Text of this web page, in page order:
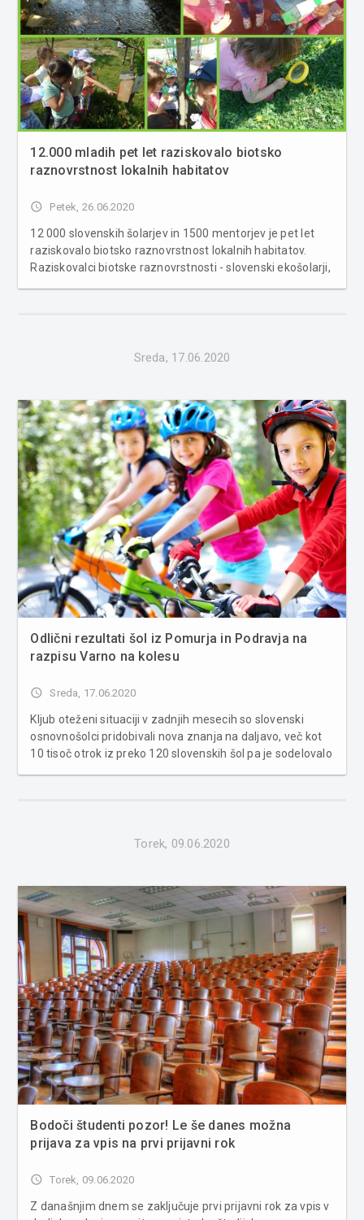
12.000 mladih pet let raziskovalo biotsko
raznovrstnost lokalnih habitatov
access_time Petek, 26.06.2020
12 000 slovenskih šolarjev in 1500 mentorjev je pet let
raziskovalo biotsko raznovrstnost lokalnih habitatov.
Raziskovalci biotske raznovrstnosti - slovenski ekošolarji,
Sreda, 17.06.2020
Odlični rezultati šol iz Pomurja in Podravja na
razpisu Varno na kolesu
access_time Sreda, 17.06.2020
Kljub oteženi situaciji v zadnjih mesecih so slovenski
osnovnošolci pridobivali nova znanja na daljavo, več kot
10 tisoč otrok iz preko 120 slovenskih šol pa je sodelovalo
Torek, 09.06.2020
Bodoči študenti pozor! Le še danes možna
prijava za vpis na prvi prijavni rok
access_time Torek, 09.06.2020
Z današnjim dnem se zaključuje prvi prijavni rok za vpis v